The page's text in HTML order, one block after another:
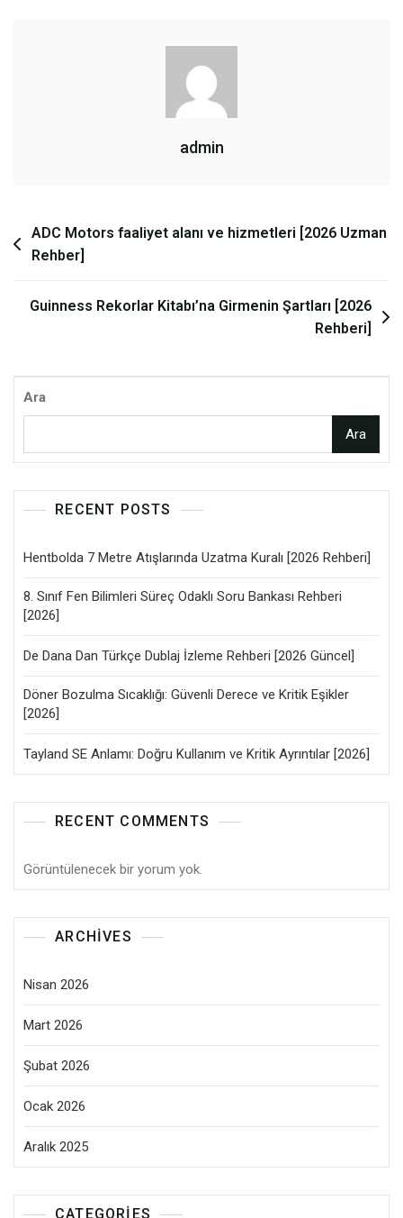
admin
Yazı
gezinmesi
ADC Motors faaliyet alanı ve hizmetleri [2026 Uzman
Rehber]
Guinness Rekorlar Kitabı’na Girmenin Şartları [2026
Rehberi]
Ara
Ara
RECENT POSTS
Hentbolda 7 Metre Atışlarında Uzatma Kuralı [2026 Rehberi]
8. Sınıf Fen Bilimleri Süreç Odaklı Soru Bankası Rehberi
[2026]
De Dana Dan Türkçe Dublaj İzleme Rehberi [2026 Güncel]
Döner Bozulma Sıcaklığı: Güvenli Derece ve Kritik Eşikler
[2026]
Tayland SE Anlamı: Doğru Kullanım ve Kritik Ayrıntılar [2026]
RECENT COMMENTS
Görüntülenecek bir yorum yok.
ARCHIVES
Nisan 2026
Mart 2026
Şubat 2026
Ocak 2026
Aralık 2025
CATEGORIES